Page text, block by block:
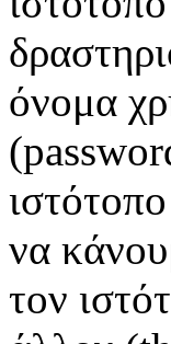
όνομα
να
τον